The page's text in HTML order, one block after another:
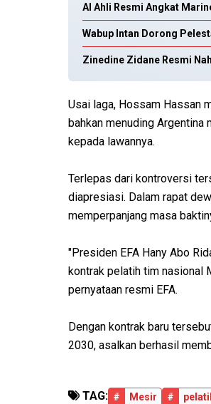
Al Ahli Resmi Angkat
Wabup Intan Dorong
Zinedine Zidane Resmi
Usai laga, Hossam Hassan
bahkan menuding
kepada lawannya.
Terlepas dari kontroversi
diapresiasi. Dalam rapat
memperpanjang masa
"Presiden EFA Hany Abo
kontrak pelatih tim nasional
pernyataan resmi EFA.
Dengan kontrak baru
2030, asalkan berhasil
TAG: # Mesir #